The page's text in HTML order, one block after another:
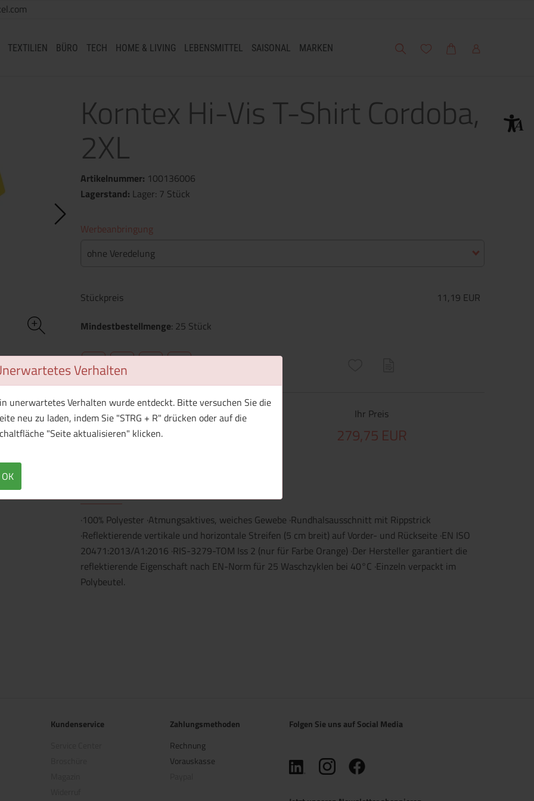
Verhalten
unerwartetes Verhalten wurde entdeckt. Bitte versuchen Sie die
neu zu laden, indem Sie "STRG + R" drücken oder auf die
"Seite aktualisieren" klicken.
OK
TEXTILIEN BÜRO TECH HOME & LIVING LEBENSMITTEL SAISONAL MARKEN Suche Meine Wunschliste
WarenkorbMein Account
Korntex Hi-Vis T-Shirt Cordoba,
2XL
Artikelnummer: 100136006
Lagerstand: Lager: 7 Stück
Werbeanbringung
ohne Veredelung
Stückpreis
11,19 EUR
Mindestbestellmenge: 25 Stück
WhatsApp (#[creator\plugin\share\core\structs\SocialSharingServiceSettings]:only_chrome#)
Facebook
Produkt ist aktuell nicht lieferbar Ihr Preis
279,75 EUR
·100% Polyester ·Atmungsaktives, weiches Gewebe ·Rundhalsausschnitt mit Rippstrick
·Reflektierende vertikale und horizontale Streifen (5 cm breit) auf Vorder- und Rückseite ·EN ISO
20471:2013/A1:2016 ·RIS-3279-TOM Iss 2 (nur für Farbe Orange) ·Der Hersteller garantiert die
reflektierende Eigenschaft nach EN-Norm für 25 Waschzyklen bei 40°C ·Einzeln verpackt im
Polybeutel.
Kundenservice
Zahlungsmethoden
Rechnung
Vorauskasse
Folgen Sie uns auf Social Media
(öffnet in neuem Tab)
(öffnet in neuem Tab)
(öffnet in neuem Tab)